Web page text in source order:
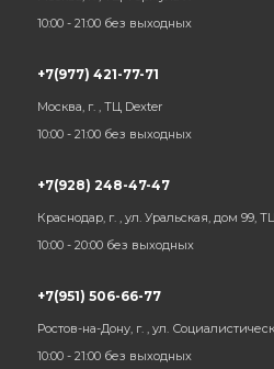
10:00 - 21:00 без выходных
+7(977) 421-77-71
Москва, г. , ТЦ Dexter
10:00 - 21:00 без выходных
+7(928) 248-47-47
Краснодар, г. , ул. Уральская, дом 99,
10:00 - 20:00 без выходных
+7(951) 506-66-77
Ростов-на-Дону, г. , ул.
10:00 - 21:00 без выходных